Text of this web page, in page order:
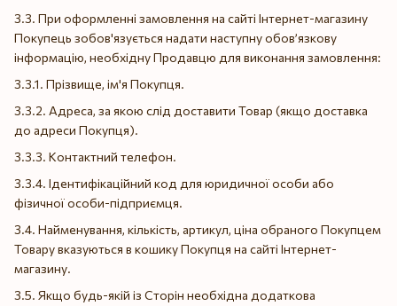
3.3. При оформленні замовлення на сайті Інтернет-магазину
Покупець зобов'язується надати наступну обов’язкову
інформацію, необхідну Продавцю для виконання замовлення:
3.3.1. Прізвище, ім'я Покупця.
3.3.2. Адреса, за якою слід доставити Товар (якщо доставка
до адреси Покупця).
3.3.3. Контактний телефон.
3.3.4. Ідентифікаційний код для юридичної особи або
фізичної особи-підприємця.
3.4. Найменування, кількість, артикул, ціна обраного Покупцем
Товару вказуються в кошику Покупця на сайті Інтернет-
магазину.
3.5. Якщо будь-якій із Сторін необхідна додаткова